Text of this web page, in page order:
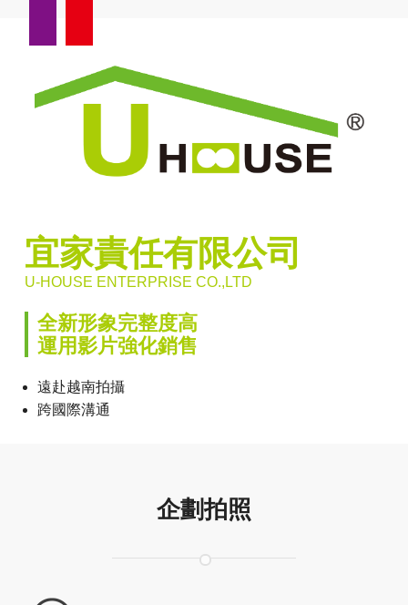
宜家責任有限公司
U-HOUSE ENTERPRISE CO.,LTD
全新形象完整度高
運用影片強化銷售
遠赴越南拍攝
跨國際溝通
企劃拍照